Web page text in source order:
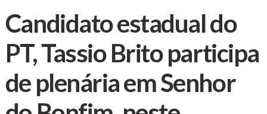
Candidato estadual do
PT, Tassio Brito participa
de plenária em Senhor